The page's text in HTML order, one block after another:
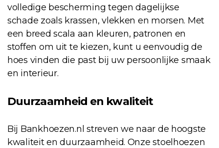
volledige bescherming tegen dagelijkse
schade zoals krassen, vlekken en morsen. Met
een breed scala aan kleuren, patronen en
stoffen om uit te kiezen, kunt u eenvoudig de
hoes vinden die past bij uw persoonlijke smaak
en interieur.
Duurzaamheid en kwaliteit
Bij Bankhoezen.nl streven we naar de hoogste
kwaliteit en duurzaamheid. Onze stoelhoezen